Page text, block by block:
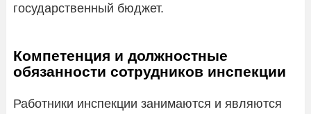
государственный бюджет.
Компетенция и должностные
обязанности сотрудников инспекции
Работники инспекции занимаются и являются